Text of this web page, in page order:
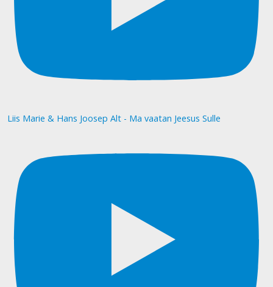
Liis Marie & Hans Joosep Alt - Ma vaatan Jeesus Sulle